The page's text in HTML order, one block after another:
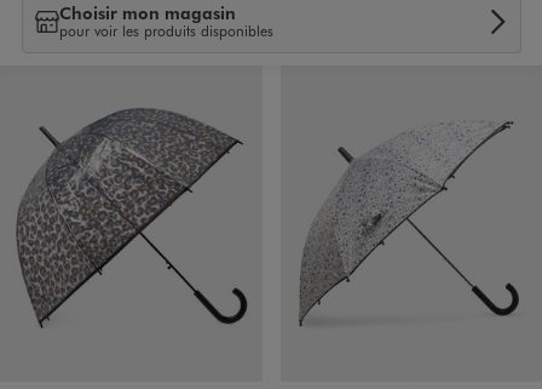
Choisir mon magasin
pour voir les produits disponibles